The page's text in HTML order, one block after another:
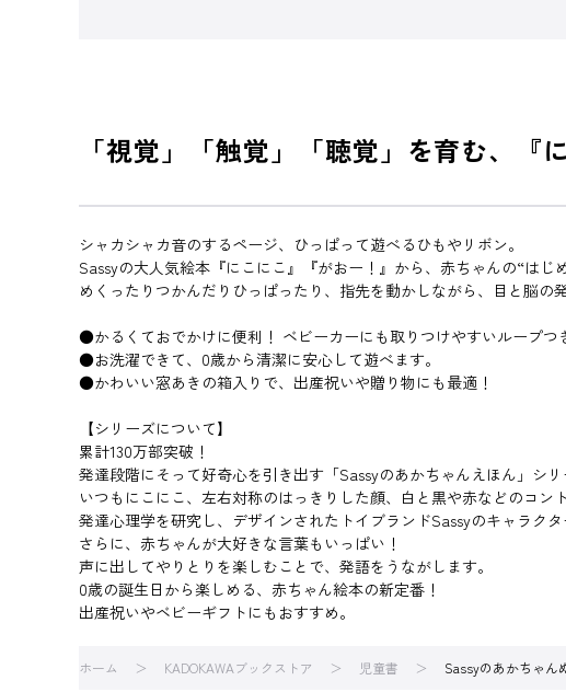
「視覚」「触覚」「聴覚」を育む、『
シャカシャカ音のするページ、ひっぱって遊べるひもやリボン。
Sassyの大人気絵本『にこにこ』『がおー！』から、赤ちゃんの“はじ
めくったりつかんだりひっぱったり、指先を動かしながら、目と脳の
●かるくておでかけに便利！ ベビーカーにも取りつけやすいループつ
●お洗濯できて、0歳から清潔に安心して遊べます。
●かわいい窓あきの箱入りで、出産祝いや贈り物にも最適！
【シリーズについて】
累計130万部突破！
発達段階にそって好奇心を引き出す「Sassyのあかちゃんえほん」シリ
いつもにこにこ、左右対称のはっきりした顔、白と黒や赤などのコン
発達心理学を研究し、デザインされたトイブランドSassyのキャラク
さらに、赤ちゃんが大好きな言葉もいっぱい！
声に出してやりとりを楽しむことで、発語をうながします。
0歳の誕生日から楽しめる、赤ちゃん絵本の新定番！
出産祝いやベビーギフトにもおすすめ。
ホーム KADOKAWAブックストア 児童書 Sassyのあかちゃん